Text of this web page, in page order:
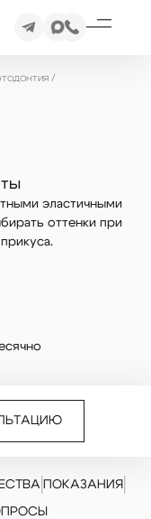
/
эластичными
оттенки при
ПОКАЗАНИЯ|